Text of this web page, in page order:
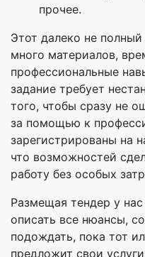
прочее.
Этот далеко не
много материалов,
профессиональные
задание требует
того, чтобы сразу не
за помощью к
зарегистрированы на
что возможностей
работу без особых
Размещая тендер у
описать все нюансы,
подождать, пока тот
предложит свои